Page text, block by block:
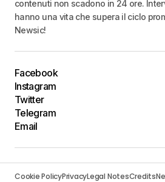
contenuti non scadono in 24 ore.
hanno una vita che supera il ciclo
Newsic!
Facebook
Instagram
Twitter
Telegram
Email
Cookie PolicyPrivacyLegal NotesCredits